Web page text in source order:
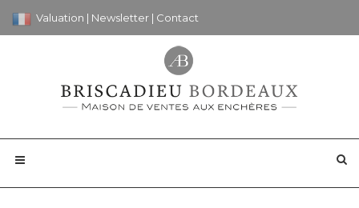
Valuation | Newsletter | Contact